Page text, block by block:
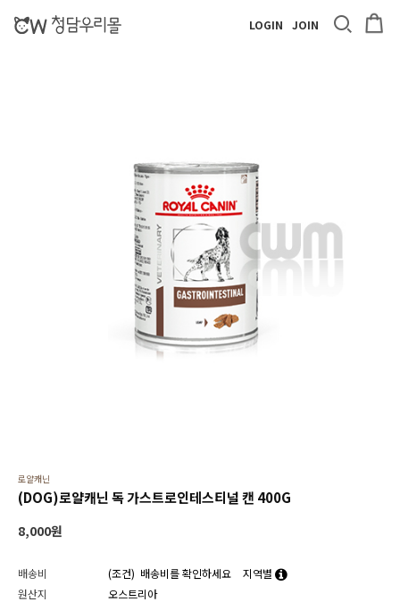
LOGIN JOIN
로얄캐닌
(DOG)로얄캐닌 독 가스트로인테스티널 캔 400G
8,000원
배송비 (조건) 배송비를 확인하세요
지역별
원산지
오스트리아